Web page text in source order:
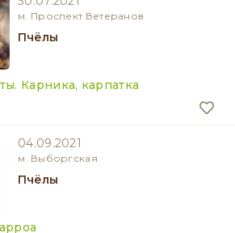
м. Проспект Ветеранов
Пчёлы
Карника, карпатка
04.09.2021
м. Выборгская
Пчёлы